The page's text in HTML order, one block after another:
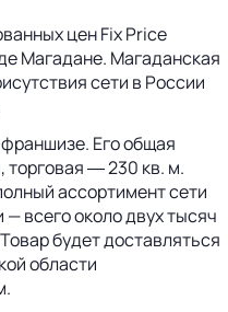
цен Fix Price
Магадане. Магаданская
сети в России
Его общая
торговая ― 230 кв. м.
ассортимент сети
— всего около двух тысяч
будет доставляться
области